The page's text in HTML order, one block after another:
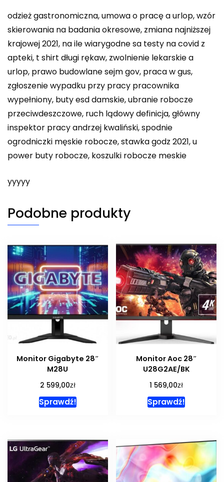
odzież gastronomiczna, umowa o pracę a urlop, wzór
skierowania na badania okresowe, zmiana najniższej
krajowej 2021, na ile wiarygodne sa testy na covid z
apteki, t shirt długi rękaw, zwolnienie lekarskie a
urlop, prawo budowlane sejm gov, praca w gus,
zgłoszenie wypadku przy pracy pracownika
wypełniony, buty esd damskie, ubranie robocze
przeciwdeszczowe, ruch lądowy definicja, główny
inspektor pracy andrzej kwaliński, spodnie
ogrodniczki męskie robocze, stawka godz 2021, u
power buty robocze, koszulki robocze meskie
yyyyy
Podobne produkty
Monitor Gigabyte 28″
M28U
2 599,00zł
Sprawdź!
Monitor Aoc 28″
U28G2AE/BK
1 569,00zł
Sprawdź!